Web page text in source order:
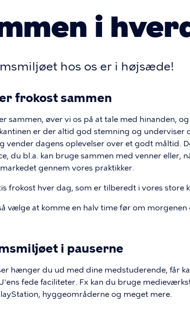
i
hos os er i højsæde!
frokost sammen
sammen, øver vi os på at tale med hinanden,
er der altid god stemning og underviser
vender dagens oplevelser over et godt måltid.
du bl.a. kan bruge sammen med venner eller,
gennem vores praktikker.
frokost hver dag, som er tilberedt i vores store
vælge at komme en halv time før om
i pauserne
hænger du ud med dine medstuderende, får
fede faciliteter. Fx kan du bruge
hyggeområderne og meget mere.